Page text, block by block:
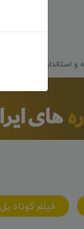
استاندارد:
فیلم کوتاه یل